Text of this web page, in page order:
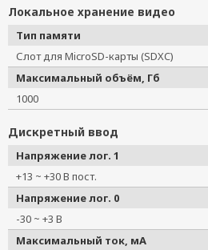
Локальное хранение видео
Тип памяти
Слот для MicroSD-карты (SDXC)
Максимальный объём, Гб
1000
Дискретный ввод
Напряжение лог. 1
+13 ~ +30 В пост.
Напряжение лог. 0
-30 ~ +3 В
Максимальный ток, мА